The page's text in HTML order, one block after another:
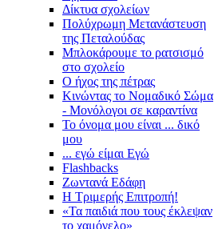
Δίκτυα σχολείων
Πολύχρωμη Μετανάστευση
της Πεταλούδας
Μπλοκάρουμε το ρατσισμό
στο σχολείο
Ο ήχος της πέτρας
Κινώντας το Νομαδικό Σώμα
- Μονόλογοι σε καραντίνα
Το όνομα μου είναι ... δικό
μου
... εγώ είμαι Εγώ
Flashbacks
Ζωντανά Εδάφη
Η Τριμερής Επιτροπή!
«Τα παιδιά που τους έκλεψαν
το χαμόγελο»